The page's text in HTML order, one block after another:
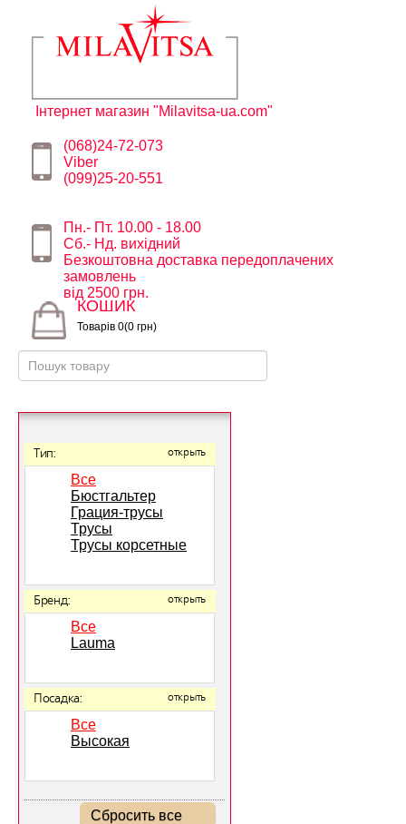
Інтернет магазин "Milavitsa-ua.com"
(068)24-72-073
Viber
(099)25-20-551
Пн.- Пт. 10.00 - 18.00
Сб.- Нд. вихідний
Безкоштовна доставка передоплачених
замовлень
від 2500 грн.
КОШИК
Товарів 0(0 грн)
Тип: открыть
Все
Бюстгальтер
Грация-трусы
Трусы
Трусы корсетные
Бренд: открыть
Все
Lauma
Посадка: открыть
Все
Высокая
Сбросить все